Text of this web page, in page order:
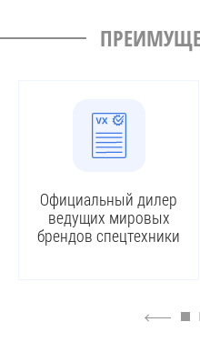
Официальный дилер
ведущих мировых
брендов спецтехники
4